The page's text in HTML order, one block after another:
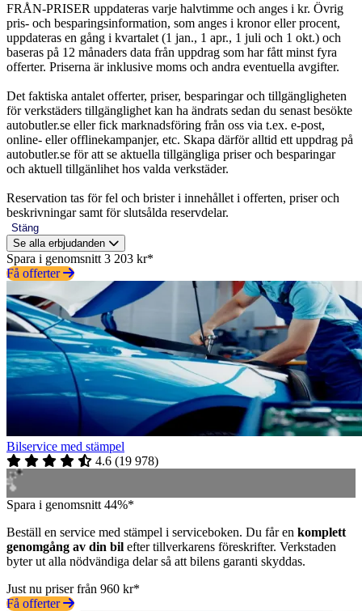
FRÅN-PRISER uppdateras varje halvtimme och anges i kr. Övrig
pris- och besparingsinformation, som anges i kronor eller procent,
uppdateras en gång i kvartalet (1 jan., 1 apr., 1 juli och 1 okt.) och
baseras på 12 månaders data från uppdrag som har fått minst fyra
offerter. Priserna är inklusive moms och andra eventuella avgifter.
Det faktiska antalet offerter, priser, besparingar och tillgängligheten
för verkstäders tillgänglighet kan ha ändrats sedan du senast besökte
autobutler.se eller fick marknadsföring från oss via t.ex. e-post,
online- eller offlinekampanjer, etc. Skapa därför alltid ett uppdrag på
autobutler.se för att se aktuella tillgängliga priser och besparingar
och aktuell tillgänlihet hos valda verkstäder.
Reservation tas för fel och brister i innehållet i offerten, priser och
beskrivningar samt för slutsålda reservdelar.
Stäng
Se alla erbjudanden
Spara i genomsnitt 3 203 kr*
Få offerter
Bilservice med stämpel
4.6 (19 978)
Spara i genomsnitt 44%*
Beställ en service med stämpel i serviceboken. Du får en komplett
genomgång av din bil efter tillverkarens föreskrifter. Verkstaden
byter ut alla nödvändiga delar så att bilens garanti skyddas.
Just nu priser från 960 kr*
Få offerter